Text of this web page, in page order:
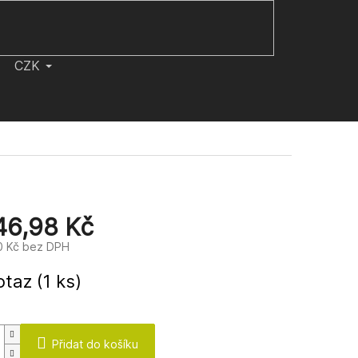
CZK
Kč
Kč bez DPH
(1 ks)
Přidat do košíku